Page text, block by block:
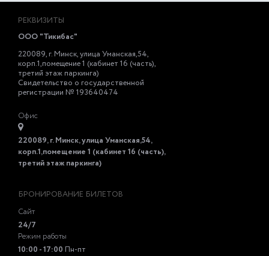
РЕКВИЗИТЫ
ООО "Тикибас"
220089, г. Минск, улица Уманская,54,
корп.1,помещение 1 (кабинет 16 (часть),
третий этаж паркинга)
Свидетельство о государственной
регистрации № 193640474
Офис
220089, г. Минск, улица Уманская,54,
корп.1,помещение 1 (кабинет 16 (часть),
третий этаж паркинга)
БРОНИРОВАНИЕ БИЛЕТОВ
Сайт
24/7
Режим работы
10:00 - 17:00 Пн-пт